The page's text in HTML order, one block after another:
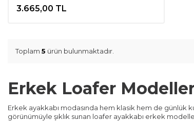
3.665,00 TL
Toplam 5 ürün bulunmaktadır.
Erkek Loafer
Erkek ayakkabı modasında hem klasik hem de günlük
görünümüyle şıklık sunan loafer ayakkabı erkek